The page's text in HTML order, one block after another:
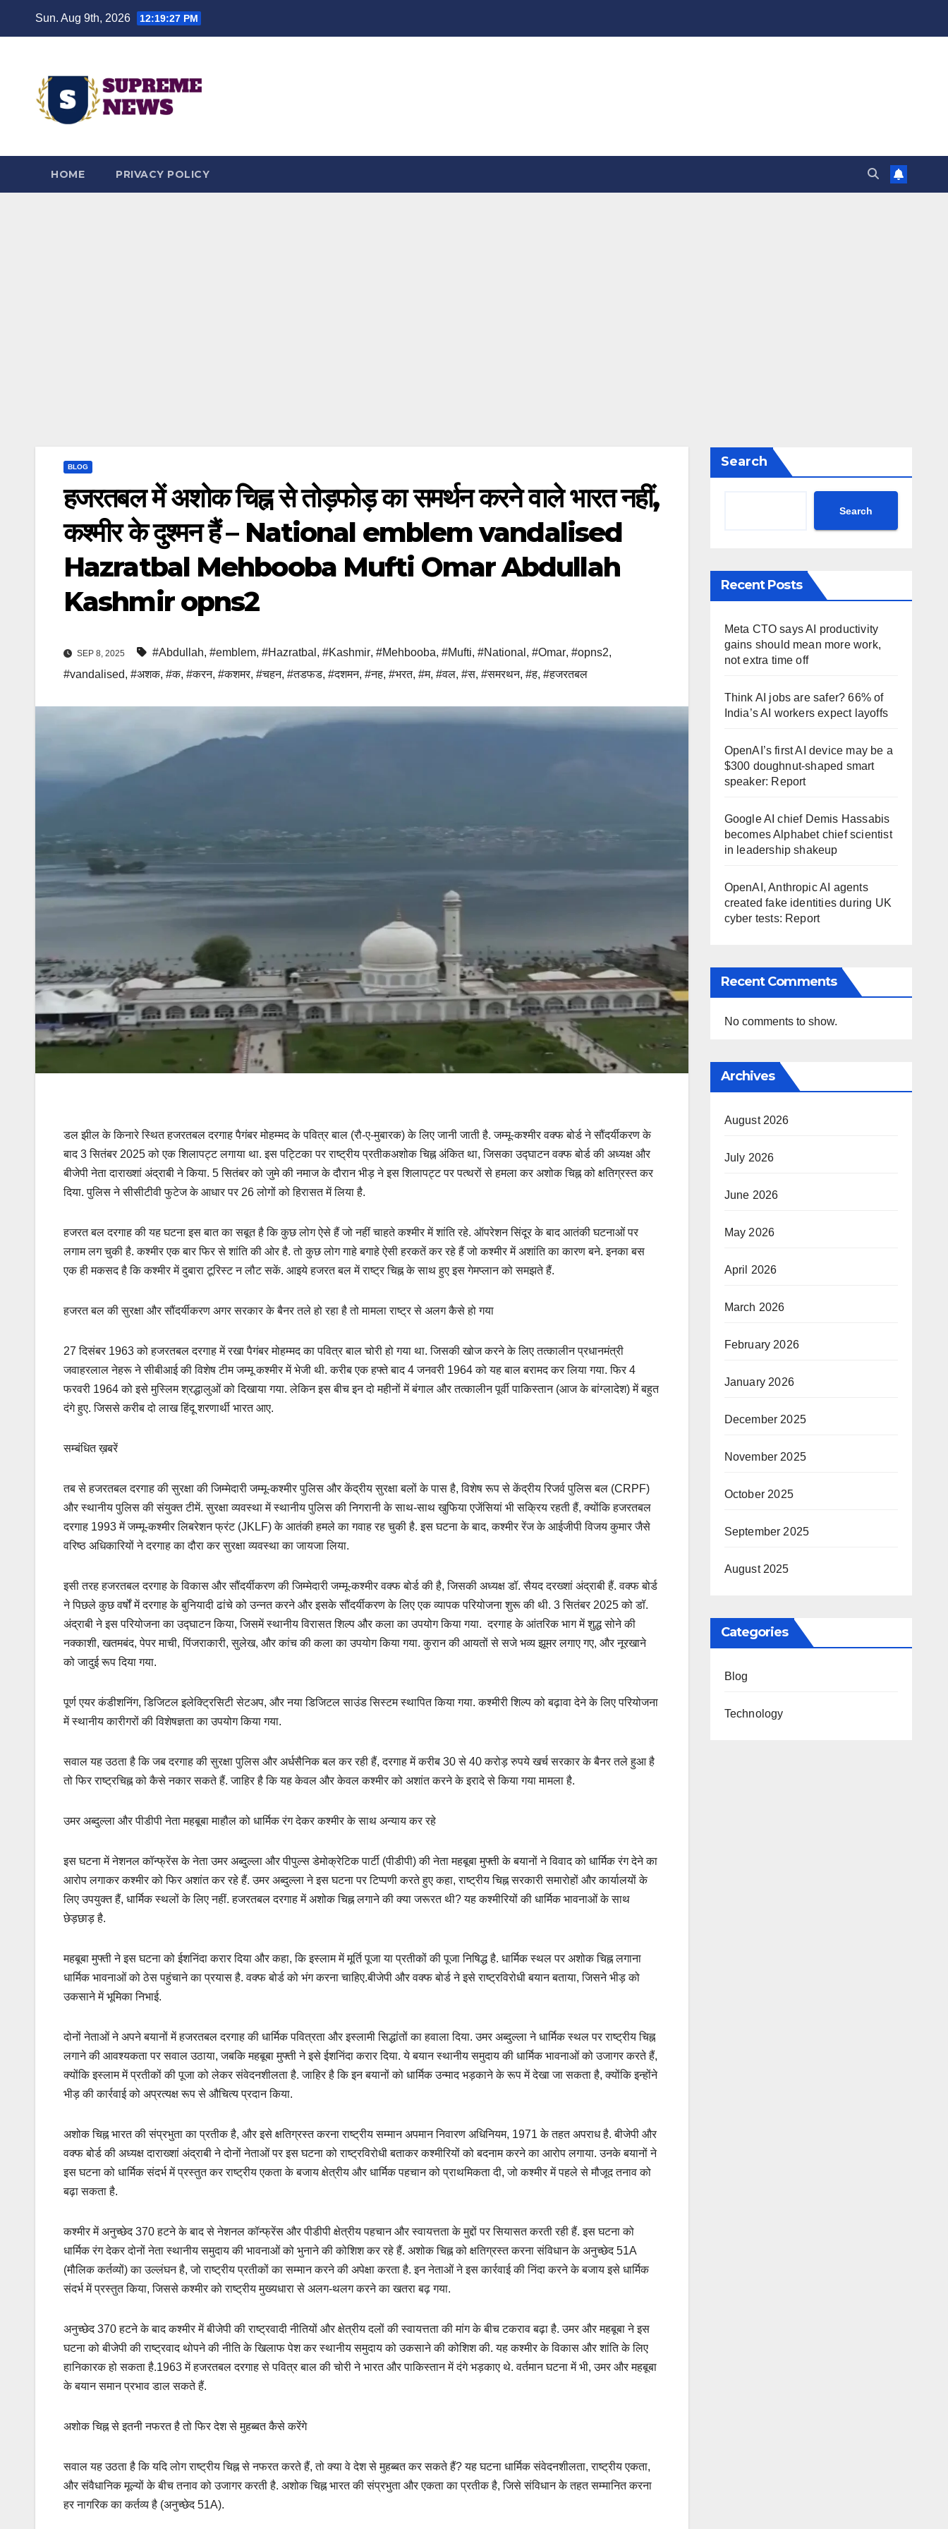
Sun. Aug 9th, 2026 12:19:28 PM
HOME PRIVACY POLICY
BLOG
हजरतबल में अशोक चिह्न से तोड़फोड़ का समर्थन करने वाले भारत नहीं,
कश्मीर के दुश्मन हैं – National emblem vandalised
Hazratbal Mehbooba Mufti Omar Abdullah
Kashmir opns2
SEP 8, 2025 #Abdullah, #emblem, #Hazratbal , #Kashmir, #Mehbooba, #Mufti, #National , #Omar, #opns2,
#vandalised, #अशक, #क, #करन, #कशमर, #चहन, #तडफड, #दशमन, #नह, #भरत, #म, #वल, #स, #समरथन, #ह, #हजरतबल
डल झील के किनारे स्थित हजरतबल दरगाह पैगंबर मोहम्मद के पवित्र बाल (रौ-ए-मुबारक) के लिए जानी जाती है. जम्मू-कश्मीर वक्फ बोर्ड ने सौंदर्यीकरण के
बाद 3 सितंबर 2025 को एक शिलापट्ट लगाया था. इस पट्टिका पर राष्ट्रीय प्रतीकअशोक चिह्न अंकित था, जिसका उद्घाटन वक्फ बोर्ड की अध्यक्ष और
बीजेपी नेता दाराख्शां अंद्राबी ने किया. 5 सितंबर को जुमे की नमाज के दौरान भीड़ ने इस शिलापट्ट पर पत्थरों से हमला कर अशोक चिह्न को क्षतिग्रस्त कर
दिया. पुलिस ने सीसीटीवी फुटेज के आधार पर 26 लोगों को हिरासत में लिया है.
हजरत बल दरगाह की यह घटना इस बात का सबूत है कि कुछ लोग ऐसे हैं जो नहीं चाहते कश्मीर में शांति रहे. ऑपरेशन सिंदूर के बाद आतंकी घटनाओं पर
लगाम लग चुकी है. कश्मीर एक बार फिर से शांति की ओर है. तो कुछ लोग गाहे बगाहे ऐसी हरकतें कर रहे हैं जो कश्मीर में अशांति का कारण बने. इनका बस
एक ही मकसद है कि कश्मीर में दुबारा टूरिस्ट न लौट सकें. आइये हजरत बल में राष्ट्र चिह्न के साथ हुए इस गेमप्लान को समझते हैं.
हजरत बल की सुरक्षा और सौंदर्यीकरण अगर सरकार के बैनर तले हो रहा है तो मामला राष्ट्र से अलग कैसे हो गया
27 दिसंबर 1963 को हजरतबल दरगाह में रखा पैगंबर मोहम्‍मद का पवित्र बाल चोरी हो गया था. जिसकी खोज करने के लिए तत्‍कालीन प्रधानमंत्री
जवाहरलाल नेहरू ने सीबीआई की विशेष टीम जम्‍मू कश्‍मीर में भेजी थी. करीब एक हफ्ते बाद 4 जनवरी 1964 को यह बाल बरामद कर लिया गया. फिर 4
फरवरी 1964 को इसे मुस्लिम श्रद्धालुओं को दिखाया गया. लेकिन इस बीच इन दो महीनों में बंगाल और तत्‍कालीन पूर्वी पाकिस्‍तान (आज के बांग्‍लादेश) में बहुत
दंगे हुए. जिससे करीब दो लाख हिंदू शरणार्थी भारत आए.
सम्बंधित ख़बरें
तब से हजरतबल दरगाह की सुरक्षा की जिम्मेदारी जम्मू-कश्मीर पुलिस और केंद्रीय सुरक्षा बलों के पास है, विशेष रूप से केंद्रीय रिजर्व पुलिस बल (CRPF)
और स्थानीय पुलिस की संयुक्त टीमें. सुरक्षा व्यवस्था में स्थानीय पुलिस की निगरानी के साथ-साथ खुफिया एजेंसियां भी सक्रिय रहती हैं, क्योंकि हजरतबल
दरगाह 1993 में जम्मू-कश्मीर लिबरेशन फ्रंट (JKLF) के आतंकी हमले का गवाह रह चुकी है. इस घटना के बाद, कश्मीर रेंज के आईजीपी विजय कुमार जैसे
वरिष्ठ अधिकारियों ने दरगाह का दौरा कर सुरक्षा व्यवस्था का जायजा लिया.
इसी तरह हजरतबल दरगाह के विकास और सौंदर्यीकरण की जिम्मेदारी जम्मू-कश्मीर वक्फ बोर्ड की है, जिसकी अध्यक्ष डॉ. सैयद दरख्शां अंद्राबी हैं. वक्फ बोर्ड
ने पिछले कुछ वर्षों में दरगाह के बुनियादी ढांचे को उन्नत करने और इसके सौंदर्यीकरण के लिए एक व्यापक परियोजना शुरू की थी. 3 सितंबर 2025 को डॉ.
अंद्राबी ने इस परियोजना का उद्घाटन किया, जिसमें स्थानीय विरासत शिल्प और कला का उपयोग किया गया. दरगाह के आंतरिक भाग में शुद्ध सोने की
नक्काशी, खतमबंद, पेपर माची, पिंजराकारी, सुलेख, और कांच की कला का उपयोग किया गया. कुरान की आयतों से सजे भव्य झूमर लगाए गए, और नूरखाने
को जादुई रूप दिया गया.
पूर्ण एयर कंडीशनिंग, डिजिटल इलेक्ट्रिसिटी सेटअप, और नया डिजिटल साउंड सिस्टम स्थापित किया गया. कश्मीरी शिल्प को बढ़ावा देने के लिए परियोजना
में स्थानीय कारीगरों की विशेषज्ञता का उपयोग किया गया.
सवाल यह उठता है कि जब दरगाह की सुरक्षा पुलिस और अर्धसैनिक बल कर रही हैं, दरगाह में करीब 30 से 40 करोड़ रुपये खर्च सरकार के बैनर तले हुआ है
तो फिर राष्ट्रचिह्न को कैसे नकार सकते हैं. जाहिर है कि यह केवल और केवल कश्मीर को अशांत करने के इरादे से किया गया मामला है.
उमर अब्दुल्ला और पीडीपी नेता महबूबा माहौल को धार्मिक रंग देकर कश्मीर के साथ अन्याय कर रहे
इस घटना में नेशनल कॉन्फ्रेंस के नेता उमर अब्दुल्ला और पीपुल्स डेमोक्रेटिक पार्टी (पीडीपी) की नेता महबूबा मुफ्ती के बयानों ने विवाद को धार्मिक रंग देने का
आरोप लगाकर कश्मीर को फिर अशांत कर रहे हैं. उमर अब्दुल्ला ने इस घटना पर टिप्पणी करते हुए कहा, राष्ट्रीय चिह्न सरकारी समारोहों और कार्यालयों के
लिए उपयुक्त हैं, धार्मिक स्थलों के लिए नहीं. हजरतबल दरगाह में अशोक चिह्न लगाने की क्या जरूरत थी? यह कश्मीरियों की धार्मिक भावनाओं के साथ
छेड़छाड़ है.
महबूबा मुफ्ती ने इस घटना को ईशनिंदा करार दिया और कहा, कि इस्लाम में मूर्ति पूजा या प्रतीकों की पूजा निषिद्ध है. धार्मिक स्थल पर अशोक चिह्न लगाना
धार्मिक भावनाओं को ठेस पहुंचाने का प्रयास है. वक्फ बोर्ड को भंग करना चाहिए.बीजेपी और वक्फ बोर्ड ने इसे राष्ट्रविरोधी बयान बताया, जिसने भीड़ को
उकसाने में भूमिका निभाई.
दोनों नेताओं ने अपने बयानों में हजरतबल दरगाह की धार्मिक पवित्रता और इस्लामी सिद्धांतों का हवाला दिया. उमर अब्दुल्ला ने धार्मिक स्थल पर राष्ट्रीय चिह्न
लगाने की आवश्यकता पर सवाल उठाया, जबकि महबूबा मुफ्ती ने इसे ईशनिंदा करार दिया. ये बयान स्थानीय समुदाय की धार्मिक भावनाओं को उजागर करते हैं,
क्योंकि इस्लाम में प्रतीकों की पूजा को लेकर संवेदनशीलता है. जाहिर है कि इन बयानों को धार्मिक उन्माद भड़काने के रूप में देखा जा सकता है, क्योंकि इन्होंने
भीड़ की कार्रवाई को अप्रत्यक्ष रूप से औचित्य प्रदान किया.
अशोक चिह्न भारत की संप्रभुता का प्रतीक है, और इसे क्षतिग्रस्त करना राष्ट्रीय सम्मान अपमान निवारण अधिनियम, 1971 के तहत अपराध है. बीजेपी और
वक्फ बोर्ड की अध्यक्ष दाराख्शां अंद्राबी ने दोनों नेताओं पर इस घटना को राष्ट्रविरोधी बताकर कश्मीरियों को बदनाम करने का आरोप लगाया. उनके बयानों ने
इस घटना को धार्मिक संदर्भ में प्रस्तुत कर राष्ट्रीय एकता के बजाय क्षेत्रीय और धार्मिक पहचान को प्राथमिकता दी, जो कश्मीर में पहले से मौजूद तनाव को
बढ़ा सकता है.
कश्मीर में अनुच्छेद 370 हटने के बाद से नेशनल कॉन्फ्रेंस और पीडीपी क्षेत्रीय पहचान और स्वायत्तता के मुद्दों पर सियासत करती रही हैं. इस घटना को
धार्मिक रंग देकर दोनों नेता स्थानीय समुदाय की भावनाओं को भुनाने की कोशिश कर रहे हैं. अशोक चिह्न को क्षतिग्रस्त करना संविधान के अनुच्छेद 51A
(मौलिक कर्तव्यों) का उल्लंघन है, जो राष्ट्रीय प्रतीकों का सम्मान करने की अपेक्षा करता है. इन नेताओं ने इस कार्रवाई की निंदा करने के बजाय इसे धार्मिक
संदर्भ में प्रस्तुत किया, जिससे कश्मीर को राष्ट्रीय मुख्यधारा से अलग-थलग करने का खतरा बढ़ गया.
अनुच्छेद 370 हटने के बाद कश्मीर में बीजेपी की राष्ट्रवादी नीतियों और क्षेत्रीय दलों की स्वायत्तता की मांग के बीच टकराव बढ़ा है. उमर और महबूबा ने इस
घटना को बीजेपी की राष्ट्रवाद थोपने की नीति के खिलाफ पेश कर स्थानीय समुदाय को उकसाने की कोशिश की. यह कश्मीर के विकास और शांति के लिए
हानिकारक हो सकता है.1963 में हजरतबल दरगाह से पवित्र बाल की चोरी ने भारत और पाकिस्तान में दंगे भड़काए थे. वर्तमान घटना में भी, उमर और महबूबा
के बयान समान प्रभाव डाल सकते हैं.
अशोक चिह्न से इतनी नफरत है तो फिर देश से मुहब्बत कैसे करेंगे
सवाल यह उठता है कि यदि लोग राष्ट्रीय चिह्न से नफरत करते हैं, तो क्या वे देश से मुहब्बत कर सकते हैं? यह घटना धार्मिक संवेदनशीलता, राष्ट्रीय एकता,
और संवैधानिक मूल्यों के बीच तनाव को उजागर करती है. अशोक चिह्न भारत की संप्रभुता और एकता का प्रतीक है, जिसे संविधान के तहत सम्मानित करना
हर नागरिक का कर्तव्य है (अनुच्छेद 51A).
Search
Search
Recent Posts
Meta CTO says AI productivity
gains should mean more work,
not extra time off
Think AI jobs are safer? 66% of
India’s AI workers expect layoffs
OpenAI’s first AI device may be a
$300 doughnut-shaped smart
speaker: Report
Google AI chief Demis Hassabis
becomes Alphabet chief scientist
in leadership shakeup
OpenAI, Anthropic AI agents
created fake identities during UK
cyber tests: Report
Recent Comments
No comments to show.
Archives
August 2026
July 2026
June 2026
May 2026
April 2026
March 2026
February 2026
January 2026
December 2025
November 2025
October 2025
September 2025
August 2025
Categories
Blog
Technology